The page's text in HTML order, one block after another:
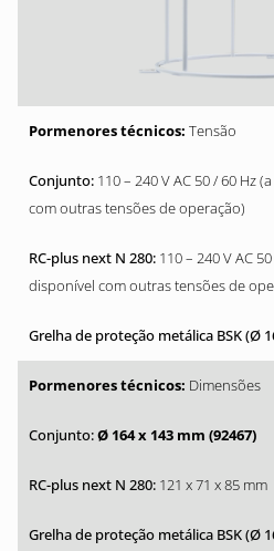
Tensão
110 – 240 V AC 50 / 60 Hz
com outras tensões de operação)
110 – 240 V AC
disponível com outras tensões de
Dimensões
Ø 164 x 143 mm (92467)
121 x 71 x 85 mm